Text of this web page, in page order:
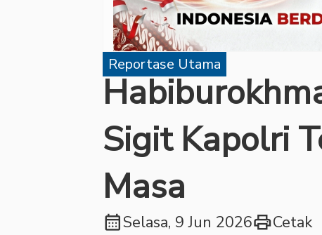
Reportase Utama
Sigit Kapolri
Masa
calendar_monthSelasa, 9 Jun 2026printCetak